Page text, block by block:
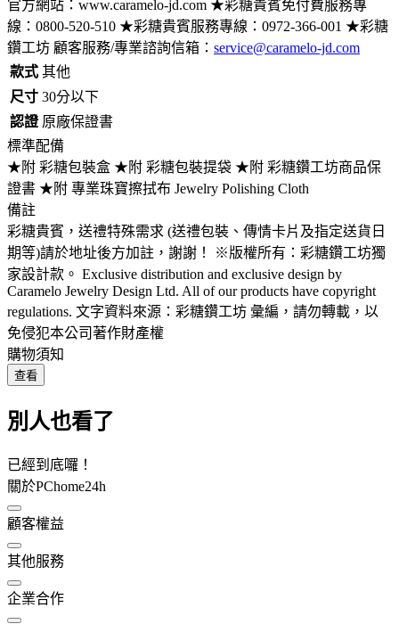
官方網站：www.caramelo-jd.com ★彩糖貴賓免付費服務專
線：0800-520-510 ★彩糖貴賓服務專線：0972-366-001 ★彩糖
鑽工坊 顧客服務/專業諮詢信箱： service@caramelo-jd.com
款式 其他
尺寸 30分以下
認證 原廠保證書
標準配備
★附 彩糖包裝盒 ★附 彩糖包裝提袋 ★附 彩糖鑽工坊商品保
證書 ★附 專業珠寶擦拭布 Jewelry Polishing Cloth
備註
彩糖貴賓，送禮特殊需求 (送禮包裝、傳情卡片及指定送貨日
期等)請於地址後方加註，謝謝！ ※版權所有：彩糖鑽工坊獨
家設計款。 Exclusive distribution and exclusive design by
Caramelo Jewelry Design Ltd. All of our products have copyright
regulations. 文字資料來源：彩糖鑽工坊 彙編，請勿轉載，以
免侵犯本公司著作財產權
購物須知
查看
別人也看了
已經到底囉！
關於PChome24h
顧客權益
其他服務
企業合作